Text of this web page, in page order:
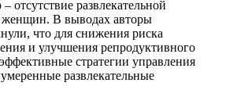
отсутствие развлекательной
женщин. В выводах авторы
что для снижения риска
и улучшения репродуктивного
стратегии управления
развлекательные